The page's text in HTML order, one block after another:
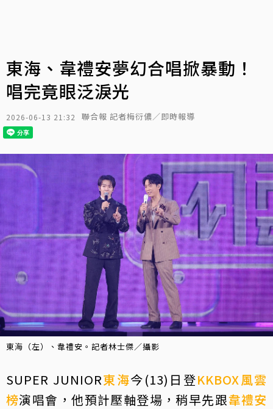
東海、韋禮安夢幻合唱掀暴動！
唱完竟眼泛淚光
2026-06-13 21:32 聯合報 記者梅衍儂／即時報導
東海（左）、韋禮安。記者林士傑／攝影
SUPER JUNIOR東海今(13)日登KKBOX風雲
榜演唱會，他預計壓軸登場，稍早先跟韋禮安